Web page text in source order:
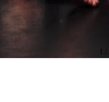
1 /